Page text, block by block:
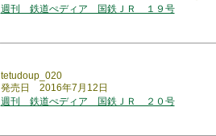
週刊 鉄道ぺディア 国鉄ＪＲ １９号
tetudoup_020
発売日 2016年7月12日
週刊 鉄道ぺディア 国鉄ＪＲ ２０号